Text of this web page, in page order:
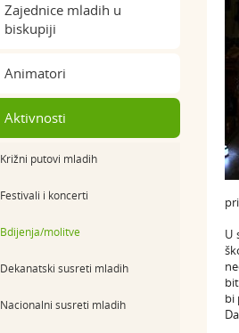
Zajednice mladih u
biskupiji
Animatori
Aktivnosti
Križni putovi mladih
Festivali i koncerti
Bdijenja/molitve
Dekanatski susreti mladih
Nacionalni susreti mladih
U
bi